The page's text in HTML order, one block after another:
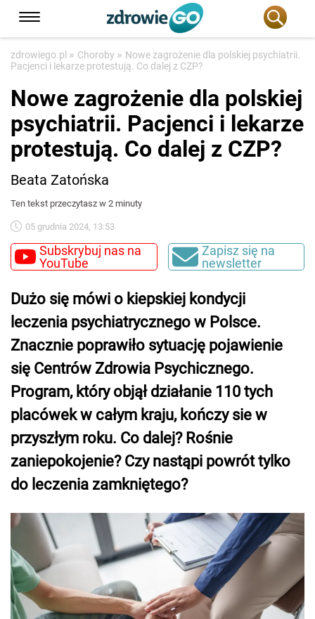
zdrowiego.pl » Choroby » Nowe zagrożenie dla polskiej psychiatrii.
Pacjenci i lekarze protestują. Co dalej z CZP?
Nowe zagrożenie dla polskiej
psychiatrii. Pacjenci i lekarze
protestują. Co dalej z CZP?
Beata Zatońska
Ten tekst przeczytasz w 2 minuty
05 grudnia 2024, 13:53
Subskrybuj nas na
YouTube
Zapisz się na
newsletter
Dużo się mówi o kiepskiej kondycji
leczenia psychiatrycznego w Polsce.
Znacznie poprawiło sytuację pojawienie
się Centrów Zdrowia Psychicznego.
Program, który objął działanie 110 tych
placówek w całym kraju, kończy sie w
przyszłym roku. Co dalej? Rośnie
zaniepokojenie? Czy nastąpi powrót tylko
do leczenia zamkniętego?